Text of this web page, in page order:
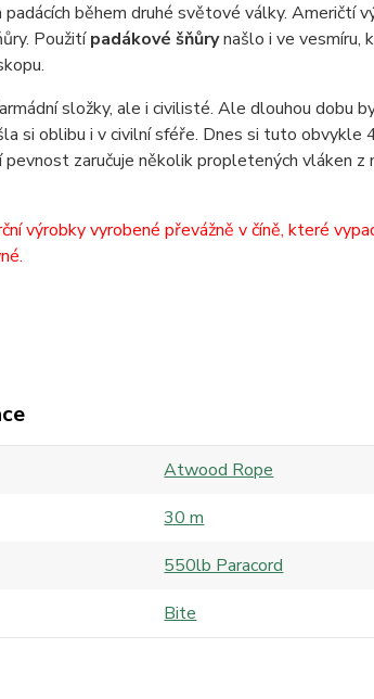
padácích během druhé světové války. Američtí
Použitípadákové šňůrynašlo i ve vesmíru,
složky, ale i civilisté. Ale dlouhou dobu
si oblibu i v civilní sféře. Dnes si tuto
pevnost zaručuje několik propletených vláken
výrobky vyrobené převážně v číně, které
Atwood Rope
30 m
550lb Paracord
Bite